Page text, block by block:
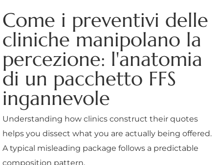
Come i preventivi delle
cliniche manipolano la
percezione: l'anatomia
di un pacchetto FFS
ingannevole
Understanding how clinics construct their quotes
helps you dissect what you are actually being offered.
A typical misleading package follows a predictable
composition pattern.